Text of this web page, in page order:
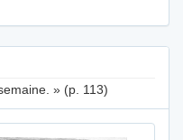
» (p. 113)